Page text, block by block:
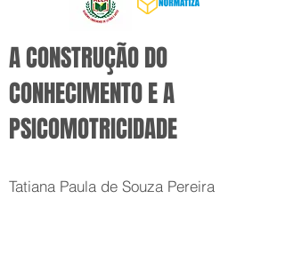
A CONSTRUÇÃO DO
CONHECIMENTO E A
PSICOMOTRICIDADE
Tatiana Paula de Souza Pereira